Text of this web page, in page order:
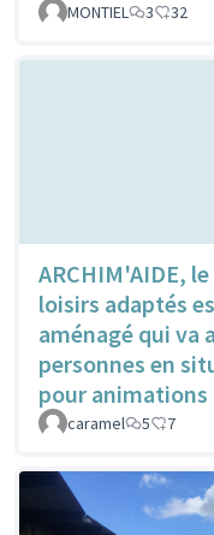
MONTIEL 3 32
ARCHIM'AIDE,
loisirs adaptés
aménagé qui va
personnes en
pour animations
caramel 5 7